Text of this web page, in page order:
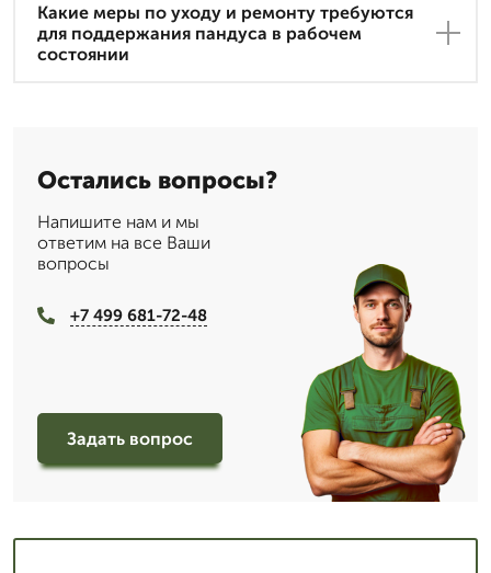
Какие меры по уходу и ремонту требуются
для поддержания пандуса в рабочем
состоянии
Остались вопросы?
Напишите нам и мы
ответим на все Ваши
вопросы
+7 499 681-72-48
Задать вопрос